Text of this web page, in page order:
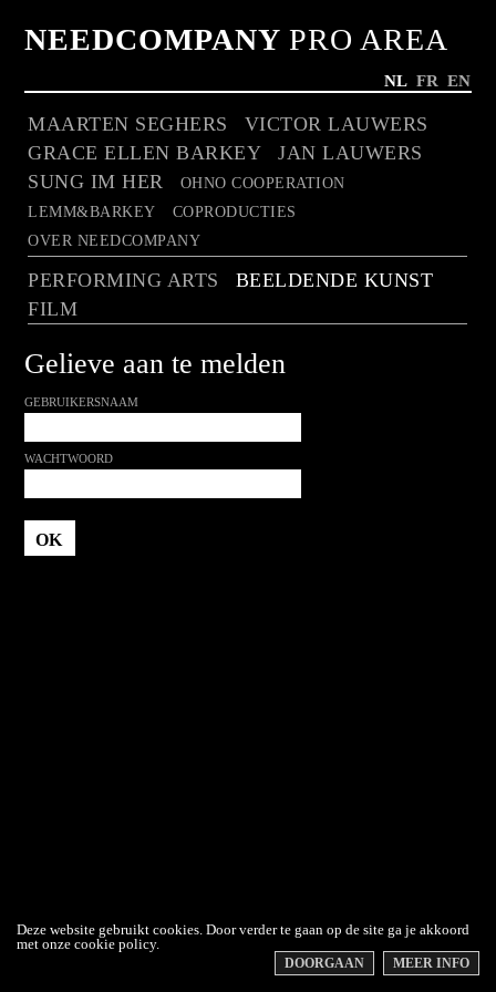
NEEDCOMPANY PRO AREA
NL FR EN
MAARTEN SEGHERS
VICTOR LAUWERS
GRACE ELLEN BARKEY
JAN LAUWERS
SUNG IM HER
OHNO COOPERATION
LEMM&BARKEY
COPRODUCTIES
OVER NEEDCOMPANY
PERFORMING ARTS
BEELDENDE KUNST
FILM
Gelieve aan te melden
GEBRUIKERSNAAM
WACHTWOORD
OK
Deze website gebruikt cookies. Door verder te gaan op de site ga je akkoord
met onze cookie policy.
DOORGAAN MEER INFO